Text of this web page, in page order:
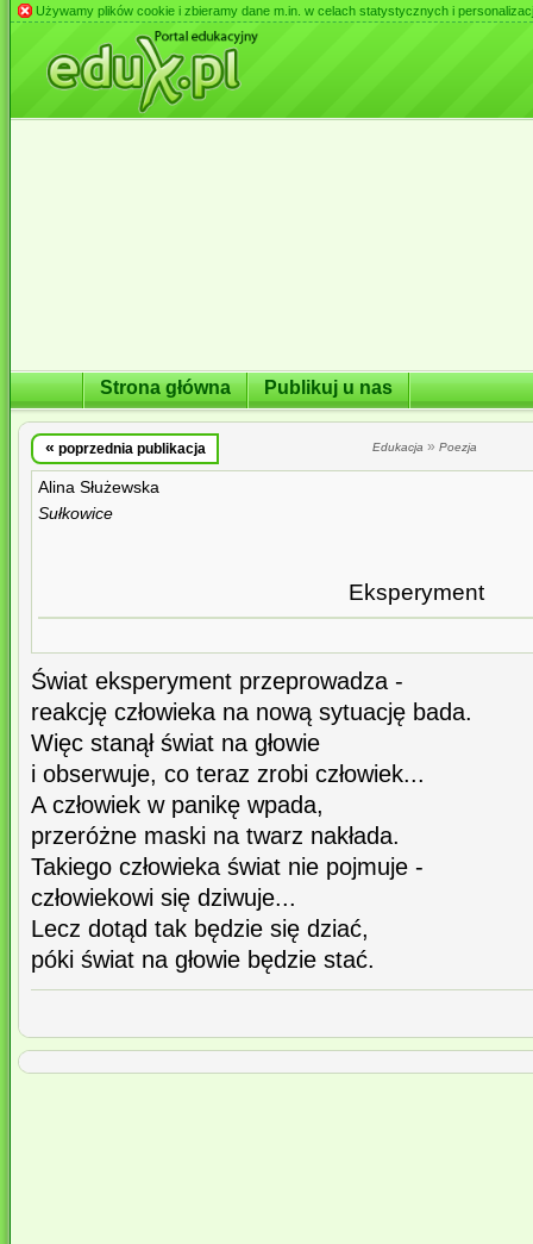
Używamy plików cookie i zbieramy dane m.in. w celach statystycznych i
Strona główna Publikuj u nas
« poprzednia publikacja Edukacja » Poezja
Alina Służewska
Sułkowice
Eksperyment
Świat eksperyment przeprowadza -
reakcję człowieka na nową sytuację bada.
Więc stanął świat na głowie
i obserwuje, co teraz zrobi człowiek...
A człowiek w panikę wpada,
przeróżne maski na twarz nakłada.
Takiego człowieka świat nie pojmuje -
człowiekowi się dziwuje...
Lecz dotąd tak będzie się dziać,
póki świat na głowie będzie stać.